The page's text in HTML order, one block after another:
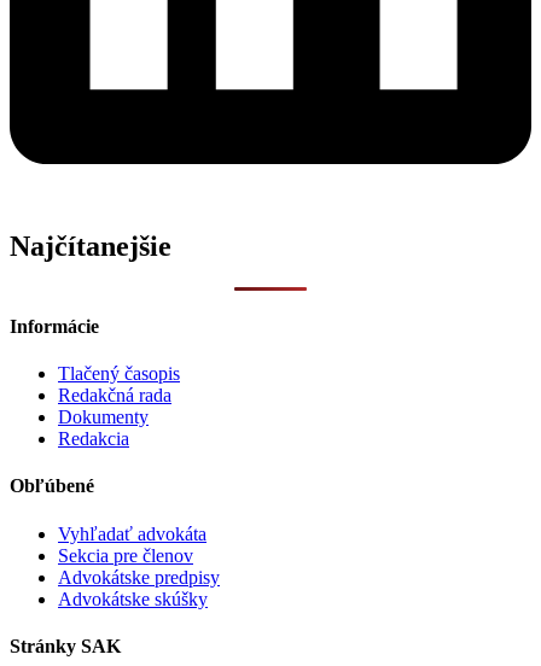
Najčítanejšie
Informácie
Tlačený časopis
Redakčná rada
Dokumenty
Redakcia
Obľúbené
Vyhľadať advokáta
Sekcia pre členov
Advokátske predpisy
Advokátske skúšky
Stránky SAK